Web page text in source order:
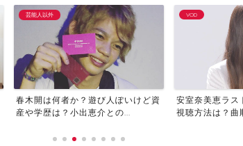
芸能人以外
春木開は何者か？遊び人ぽいけど資
産や学歴は？小出恵介との...
VOD
安室奈美恵ラス
視聴方法は？曲